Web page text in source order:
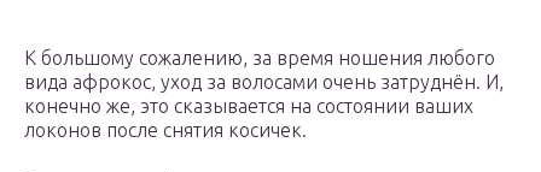
К большому сожалению, за время ношения любого
вида афрокос, уход за волосами очень затруднён. И,
конечно же, это сказывается на состоянии ваших
локонов после снятия косичек.